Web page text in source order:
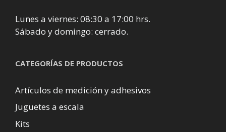
Lunes a viernes: 08:30 a 17:00 hrs.
Sábado y domingo: cerrado.
CATEGORÍAS DE PRODUCTOS
Artículos de medición y adhesivos
Juguetes a escala
Kits